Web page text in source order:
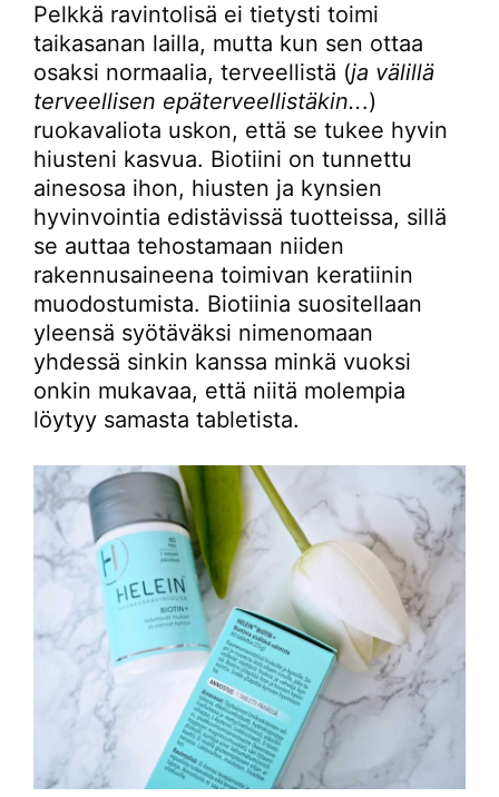
Pelkkä ravintolisä ei tietysti toimi
taikasanan lailla, mutta kun sen ottaa
osaksi normaalia, terveellistä (ja välillä
terveellisen epäterveellistäkin...)
ruokavaliota uskon, että se tukee hyvin
hiusteni kasvua. Biotiini on tunnettu
ainesosa ihon, hiusten ja kynsien
hyvinvointia edistävissä tuotteissa, sillä
se auttaa tehostamaan niiden
rakennusaineena toimivan keratiinin
muodostumista. Biotiinia suositellaan
yleensä syötäväksi nimenomaan
yhdessä sinkin kanssa minkä vuoksi
onkin mukavaa, että niitä molempia
löytyy samasta tabletista.